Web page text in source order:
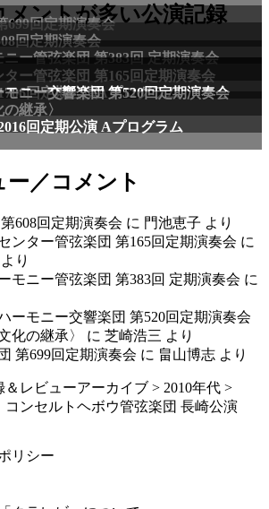
メントが多い公演記録
699回定期演奏会
回定期演奏会
ー管弦楽団 第383回 定期演奏会
ー管弦楽団 第165回定期演奏会
回定期公演Aプログラム
ニー交響楽団 第520回定期演奏会
継承〉
回定期公演 Aプログラム
／コメント
608回定期演奏会 に 門池恵子 より
ンター管弦楽団 第165回定期演奏会 に
より
モニー管弦楽団 第383回 定期演奏会 に
ーモニー交響楽団 第520回定期演奏会
化の継承〉
に 芝崎浩三 より
第699回定期演奏会 に 畠山博志 より
＆レビューアーカイブ > 2010年代 >
コンセルトヘボウ管弦楽団 長崎公演
リシー